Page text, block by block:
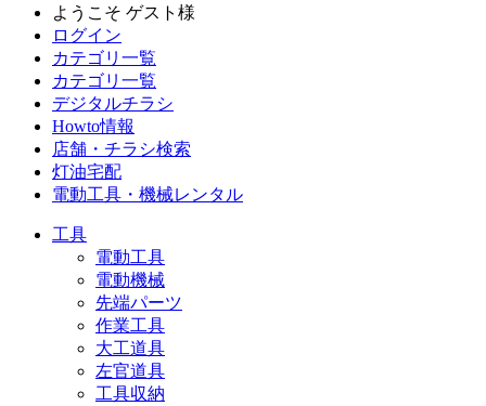
ようこそ ゲスト様
ログイン
カテゴリ一覧
カテゴリ一覧
デジタルチラシ
Howto情報
店舗・チラシ検索
灯油宅配
電動工具・機械レンタル
工具
電動工具
電動機械
先端パーツ
作業工具
大工道具
左官道具
工具収納